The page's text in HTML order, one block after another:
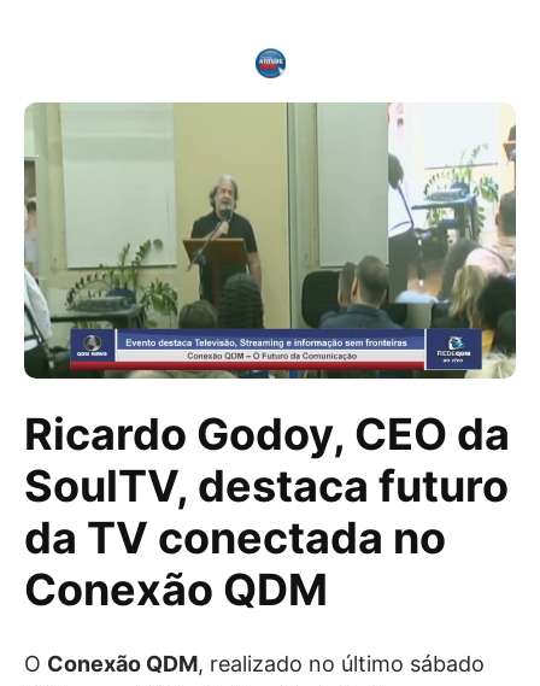
Ricardo Godoy, CEO da
SoulTV, destaca futuro
da TV conectada no
Conexão QDM
O Conexão QDM, realizado no último sábado